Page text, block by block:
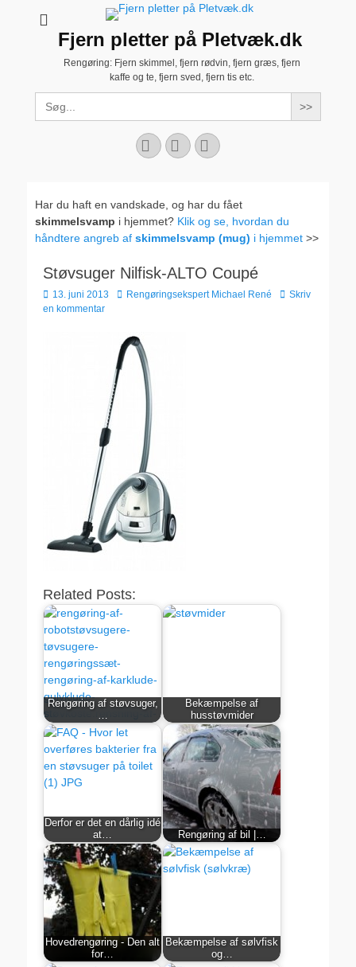
Fjern pletter på Pletvæk.dk
Rengøring: Fjern skimmel, fjern rødvin, fjern græs, fjern
kaffe og te, fjern sved, fjern tis etc.
Search
for:
Facebook
YouTubeInstagram
Har du haft en vandskade, og har du fået
skimmelsvamp i hjemmet? Klik og se, hvordan du
håndtere angreb af skimmelsvamp (mug) i hjemmet >>
Støvsuger Nilfisk-ALTO Coupé
Udgivet
den
13. juni 2013 Forfatter
Rengøringsekspert Michael René
Skriv
en kommentar
Related Posts:
Rengøring af støvsuger,
Bekæmpelse af
husstøvmider
Derfor er det en dårlig idé
at…
Rengøring af bil |…
Hovedrengøring - Den alt
for…
Bekæmpelse af sølvfisk
og…